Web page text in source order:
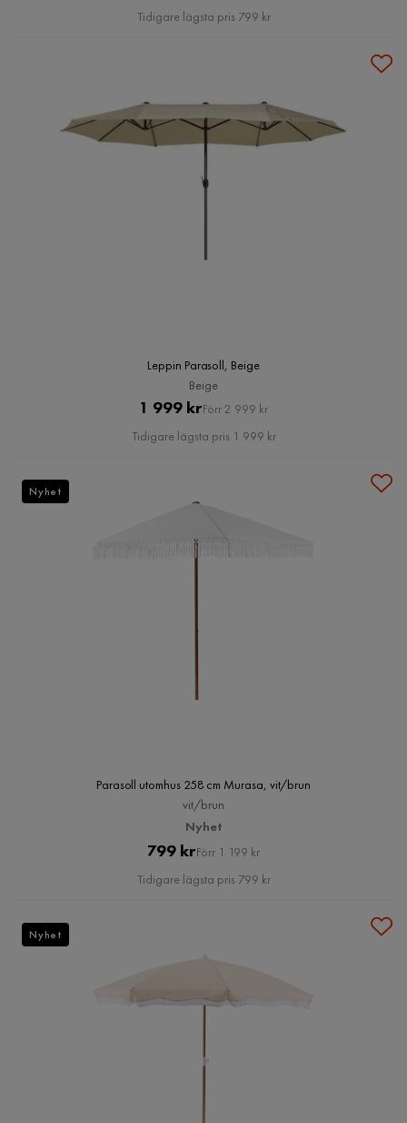
Pris
Tidigare lägsta pris 799 kr
Leppin Parasoll, Beige
Beige
Pris
1 999 krOriginal
Pris
Förr 2 999 kr
Tidigare lägsta pris 1 999 kr
Parasoll utomhus 258 cm Murasa, vit/brun
vit/brun
Nyhet
Pris
799 kr Original
Pris
Förr 1 199 kr
Tidigare lägsta pris 799 kr
Nyhet
Nyhet